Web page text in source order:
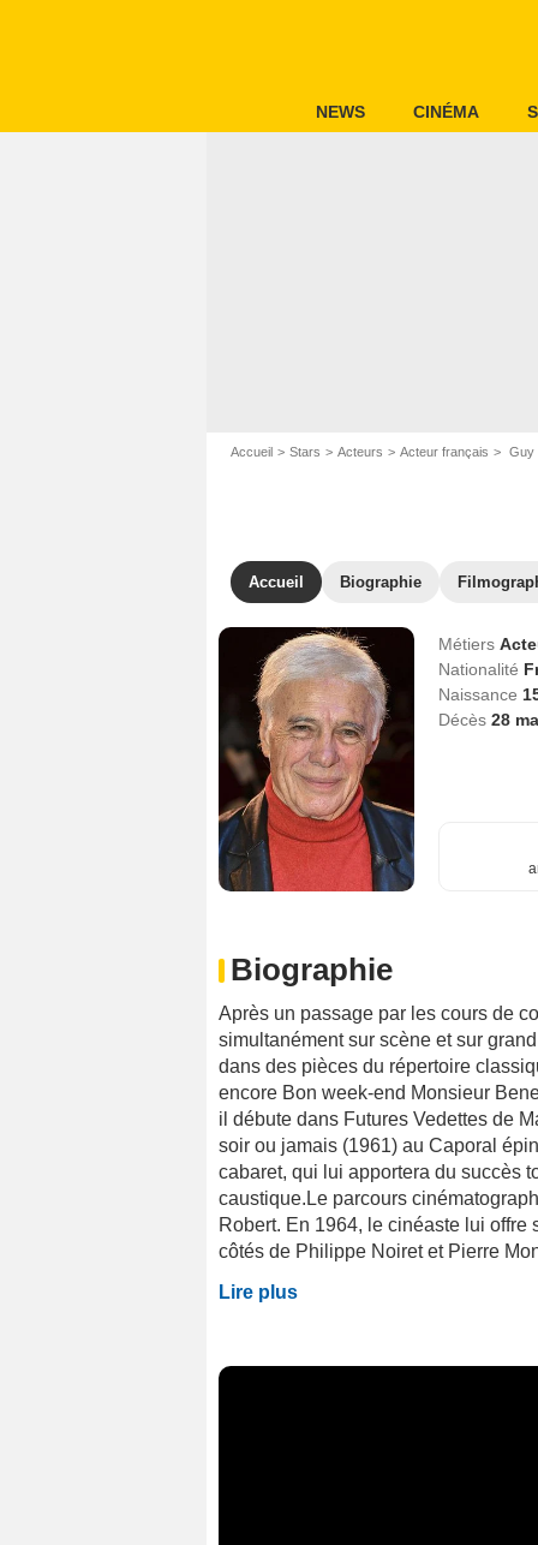
NEWS CINÉMA
Accueil Stars Acteurs Acteur français Guy
Accueil Biographie
Métiers
Nationalité
Naissance
Décès 28
Biographie
Après un passage par les cours de
simultanément sur scène et sur
dans des pièces du répertoire
encore Bon week-end Monsieur
il débute dans Futures Vedettes de
soir ou jamais (1961) au Caporal
cabaret, qui lui apportera du succès
caustique.Le parcours
Robert. En 1964, le cinéaste lui
côtés de Philippe Noiret et Pierre
Lire plus